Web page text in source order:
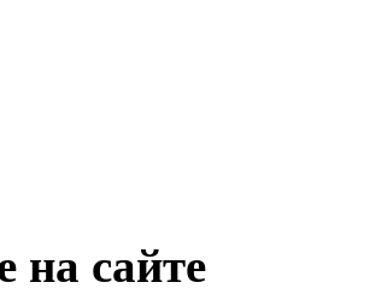
на сайте